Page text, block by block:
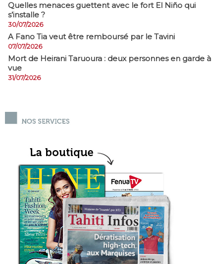
Quelles menaces guettent avec le fort El Niño qui
s’installe ?
30/07/2026
A Fano Tia veut être remboursé par le Tavini
07/07/2026
Mort de Heirani Taruoura : deux personnes en garde à
vue
31/07/2026